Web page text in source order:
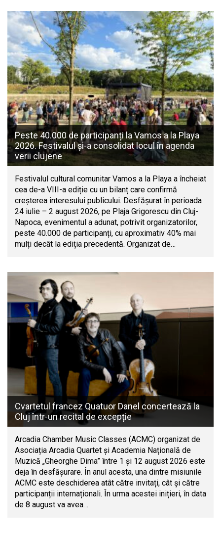
Peste 40.000 de participanți la Vamos a la Playa
2026. Festivalul și-a consolidat locul în agenda
verii clujene
Festivalul cultural comunitar Vamos a la Playa a încheiat
cea de-a VIII-a ediție cu un bilanț care confirmă
creșterea interesului publicului. Desfășurat în perioada
24 iulie – 2 august 2026, pe Plaja Grigorescu din Cluj-
Napoca, evenimentul a adunat, potrivit organizatorilor,
peste 40.000 de participanți, cu aproximativ 40% mai
mulți decât la ediția precedentă. Organizat de…
Cvartetul francez Quatuor Danel concertează la
Cluj într-un recital de excepție
Arcadia Chamber Music Classes (ACMC) organizat de
Asociația Arcadia Quartet și Academia Națională de
Muzică „Gheorghe Dima” între 1 și 12 august 2026 este
deja în desfășurare. În anul acesta, una dintre misiunile
ACMC este deschiderea atât către invitați, cât și către
participanții internaționali. În urma acestei inițieri, în data
de 8 august va avea…